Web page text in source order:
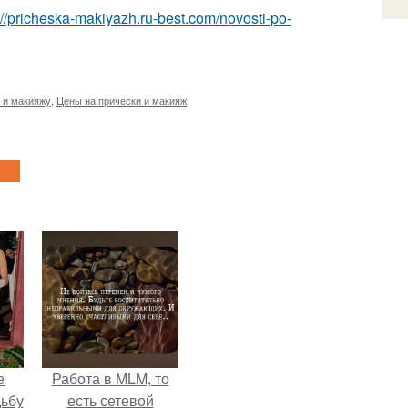
pricheska-makiyazh.ru-best.com/novosti-po-
и макияжу Цены на прически и макияж
Работа в MLM, то
есть сетевой